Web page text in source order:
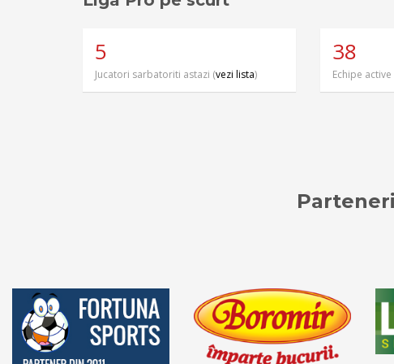
5
Jucatori sarbatoriti astazi (vezi lista)
38
Echipe active